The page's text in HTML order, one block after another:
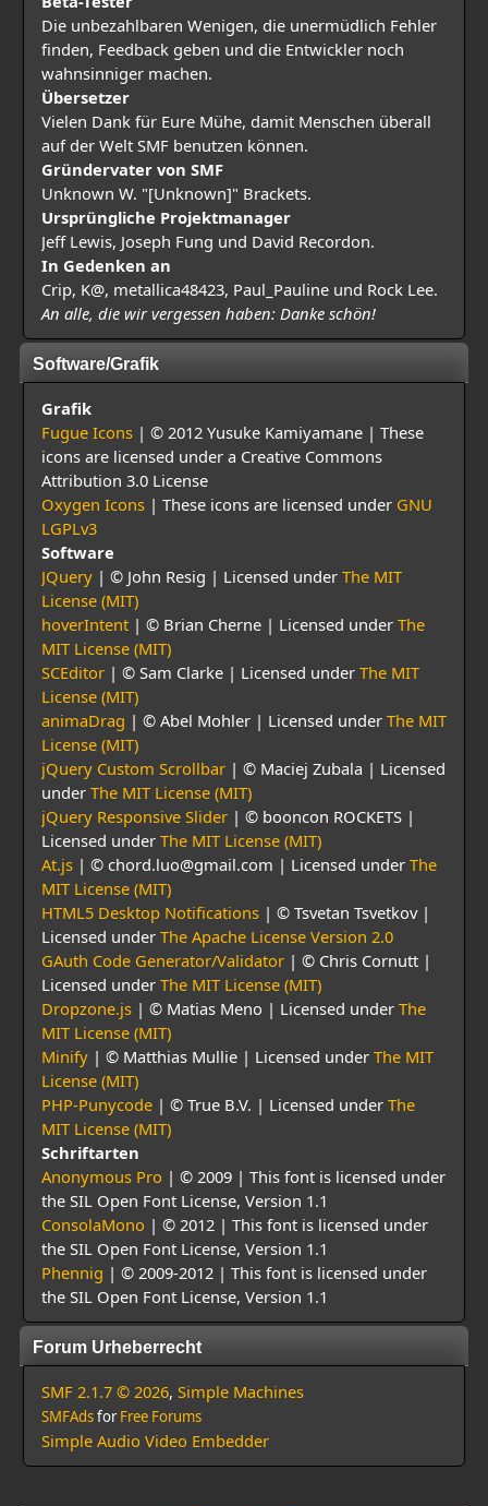
Die unbezahlbaren Wenigen, die unermüdlich Fehler
finden, Feedback geben und die Entwickler noch
wahnsinniger machen.
Übersetzer
Vielen Dank für Eure Mühe, damit Menschen überall
auf der Welt SMF benutzen können.
Gründervater von SMF
Unknown W. "[Unknown]" Brackets.
Ursprüngliche Projektmanager
Jeff Lewis, Joseph Fung und David Recordon.
In Gedenken an
Crip, K@, metallica48423, Paul_Pauline und Rock Lee.
An alle, die wir vergessen haben: Danke schön!
Software/Grafik
Grafik
Fugue Icons | © 2012 Yusuke Kamiyamane | These
icons are licensed under a Creative Commons
Attribution 3.0 License
Oxygen Icons | These icons are licensed under GNU
LGPLv3
Software
JQuery | © John Resig | Licensed under The MIT
License (MIT)
hoverIntent | © Brian Cherne | Licensed under The
MIT License (MIT)
SCEditor | © Sam Clarke | Licensed under The MIT
License (MIT)
animaDrag | © Abel Mohler | Licensed under The MIT
License (MIT)
jQuery Custom Scrollbar | © Maciej Zubala | Licensed
under The MIT License (MIT)
jQuery Responsive Slider | © booncon ROCKETS |
Licensed under The MIT License (MIT)
At.js | © chord.luo@gmail.com | Licensed under The
MIT License (MIT)
HTML5 Desktop Notifications | © Tsvetan Tsvetkov |
Licensed under The Apache License Version 2.0
GAuth Code Generator/Validator | © Chris Cornutt |
Licensed under The MIT License (MIT)
Dropzone.js | © Matias Meno | Licensed under The
MIT License (MIT)
Minify | © Matthias Mullie | Licensed under The MIT
License (MIT)
PHP-Punycode | © True B.V. | Licensed under The
MIT License (MIT)
Schriftarten
Anonymous Pro | © 2009 | This font is licensed under
the SIL Open Font License, Version 1.1
ConsolaMono | © 2012 | This font is licensed under
the SIL Open Font License, Version 1.1
Phennig | © 2009-2012 | This font is licensed under
the SIL Open Font License, Version 1.1
Forum Urheberrecht
SMF 2.1.7 © 2026, Simple Machines
SMFAdsforFree Forums
Simple Audio Video Embedder